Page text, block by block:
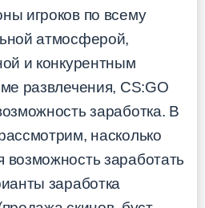
игроков по всему
атмосферой,
и конкурентным
развлечения, CS:GO
заработка. В
насколько
возможность заработать
заработка